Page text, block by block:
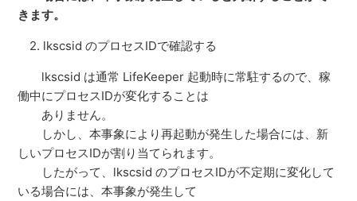
きます。
2. lkscsid のプロセスIDで確認する
lkscsid は通常 LifeKeeper 起動時に常駐するので、稼
働中にプロセスIDが変化することは
ありません。
しかし、本事象により再起動が発生した場合には、新
しいプロセスIDが割り当てられます。
したがって、lkscsid のプロセスIDが不定期に変化して
いる場合には、本事象が発生して